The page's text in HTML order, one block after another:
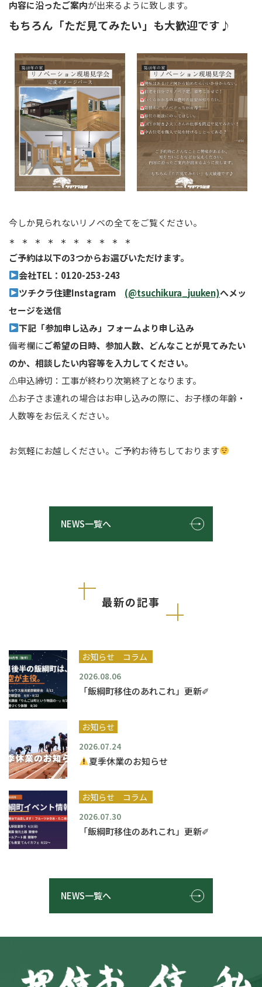
内容に沿ったご案内が出来るように致します。
もちろん「ただ見てみたい」も大歓迎です♪
今しか見られないリノベの全てをご覧ください。
＊ ＊ ＊ ＊ ＊ ＊ ＊ ＊ ＊ ＊
ご予約は以下の3つからお選びいただけます。
会社TEL：0120-253-243
ツチクラ住建Instagram (@tsuchikura_juuken)へメッ
セージを送信
下記「参加申し込み」フォームより申し込み
備考欄にご希望の日時、参加人数、どんなことが見てみたい
のか、相談したい内容等を入力してください。
⚠︎申込締切：工事が終わり次第終了となります。
⚠︎お子さま連れの場合はお申し込みの際に、お子様の年齢・
人数等をお伝えください。
お気軽にお越しください。ご予約お待ちしております
NEWS一覧へ
最新の記事
お知らせ コラム
2026.08.06
「飯綱町移住のあれこれ」更新✐
お知らせ
2026.07.24
夏季休業のお知らせ
お知らせ コラム
2026.07.30
「飯綱町移住のあれこれ」更新✐
NEWS一覧へ